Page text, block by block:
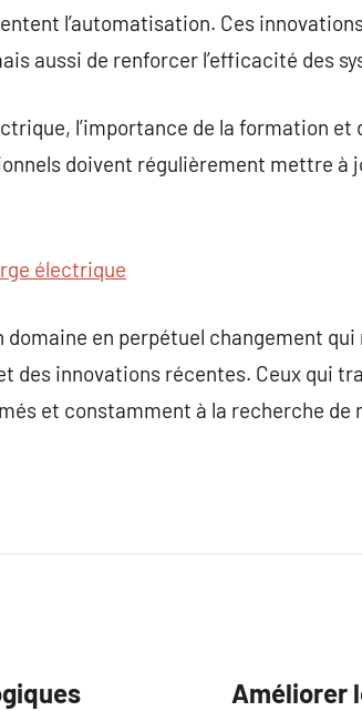
l’automatisation. Ces
aussi de renforcer l’efficacité des
l’importance de la formation et
doivent régulièrement mettre à
électrique
en perpétuel changement
des innovations récentes. Ceux qui
et constamment à la recherche de
Améliorer